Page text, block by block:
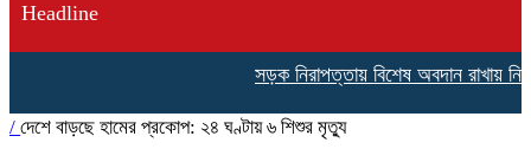
Headline
সড়ক নিরাপত্তায় বিশেষ অবদান রাখায়
/ দেশে বাড়ছে হামের প্রকোপ: ২৪ ঘণ্টায় ৬ শিশুর মৃত্যু